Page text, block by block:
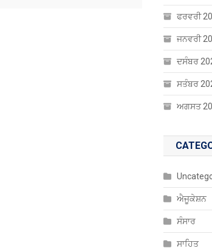
ਫਰਵਰੀ
ਜਨਵਰੀ
ਦਸੰਬਰ
ਸਤੰਬਰ
ਅਗਸਤ
ਐਜੂਕੇਸ਼ਨ
ਸੰਸਾਰ
ਸਾਹਿਤ